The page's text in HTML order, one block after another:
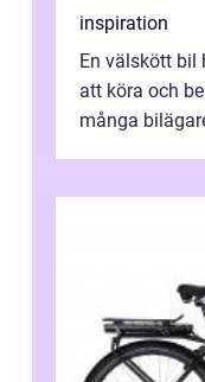
inspiration
En välskött bil
att köra och
många